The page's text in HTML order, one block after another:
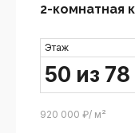
2-комнатная
Этаж
50 из 78
920 000 ₽/ м²